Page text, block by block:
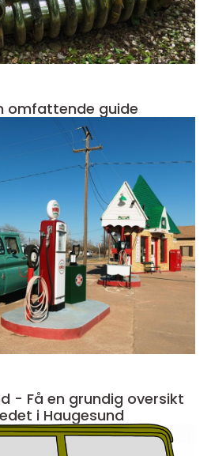
omfattende guide
- Få en grundig oversikt
i Haugesund